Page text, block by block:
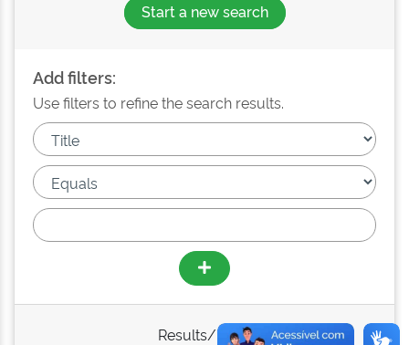
Start a new search
Add filters:
Use filters to refine the search results.
Results/Page